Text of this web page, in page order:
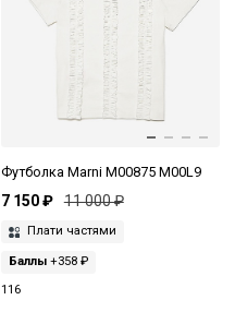
Футболка Marni M00875 M00L9
7 150 ₽ 11 000 ₽
Плати частями
Баллы+358 ₽
116